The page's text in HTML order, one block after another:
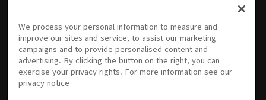
08/02/2026
3부 • 36
분
08/02/2026
2부 • 43
분
08/02/2026
1부 • 27
분
08/01/2026
7부 • 21
분
08/01/2026
6부 • 28
분
5부 • 47
분
We process your personal information to measure and
improve our sites and service, to assist our marketing
campaigns and to provide personalised content and
advertising. By clicking the button on the right, you can
exercise your privacy rights. For more information see our
privacy notice